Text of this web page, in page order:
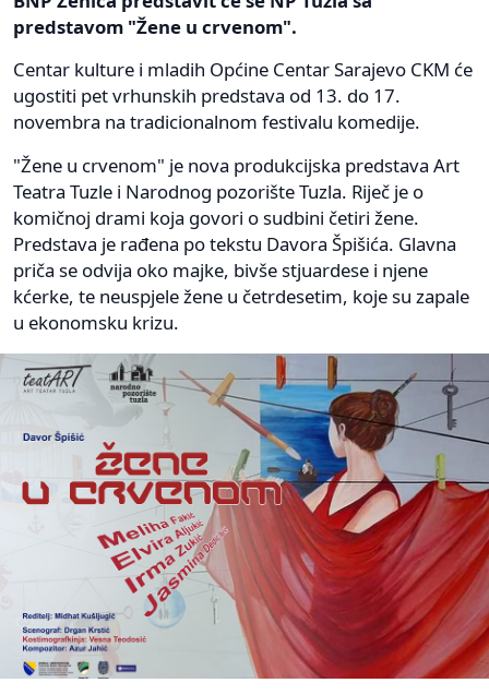
predstavom "Žene u crvenom".
Centar kulture i mladih Općine Centar Sarajevo CKM će
ugostiti pet vrhunskih predstava od 13. do 17.
novembra na tradicionalnom festivalu komedije.
"Žene u crvenom" je nova produkcijska predstava Art
Teatra Tuzle i Narodnog pozorište Tuzla. Riječ je o
komičnoj drami koja govori o sudbini četiri žene.
Predstava je rađena po tekstu Davora Špišića. Glavna
priča se odvija oko majke, bivše stjuardese i njene
kćerke, te neuspjele žene u četrdesetim, koje su zapale
u ekonomsku krizu.